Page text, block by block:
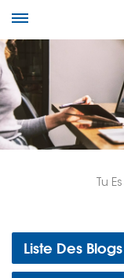
Tu
Liste Des Blogs